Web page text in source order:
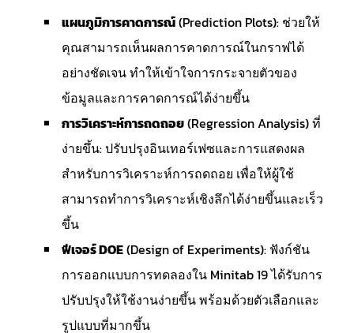
แผนภูมิการคาดการณ์(Prediction Plots): ช่วยให้
คุณสามารถเห็นผลการคาดการณ์ในกราฟได้
อย่างชัดเจน ทำให้เข้าใจการกระจายตัวของ
ข้อมูลและการคาดการณ์ได้ง่ายขึ้น
การวิเคราะห์การถดถอย(Regression Analysis) ที่
ง่ายขึ้น: ปรับปรุงอินเทอร์เฟซและการแสดงผล
สำหรับการวิเคราะห์การถดถอย เพื่อให้ผู้ใช้
สามารถทำการวิเคราะห์เชิงลึกได้ง่ายขึ้นและเร็ว
ขึ้น
ฟีเจอร์ DOE(Design of Experiments): ฟังก์ชัน
การออกแบบการทดลองใน Minitab 19 ได้รับการ
ปรับปรุงให้ใช้งานง่ายขึ้น พร้อมด้วยตัวเลือกและ
รูปแบบที่มากขึ้น